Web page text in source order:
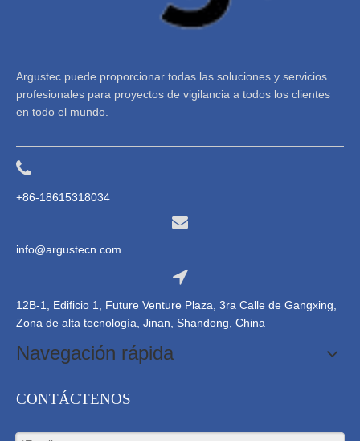
Argustec puede proporcionar todas las soluciones y servicios
profesionales para proyectos de vigilancia a todos los clientes
en todo el mundo.
+86-18615318034
info@argustecn.com
12B-1, Edificio 1, Future Venture Plaza, 3ra Calle de Gangxing,
Zona de alta tecnología, Jinan, Shandong, China
Navegación rápida
CONTÁCTENOS